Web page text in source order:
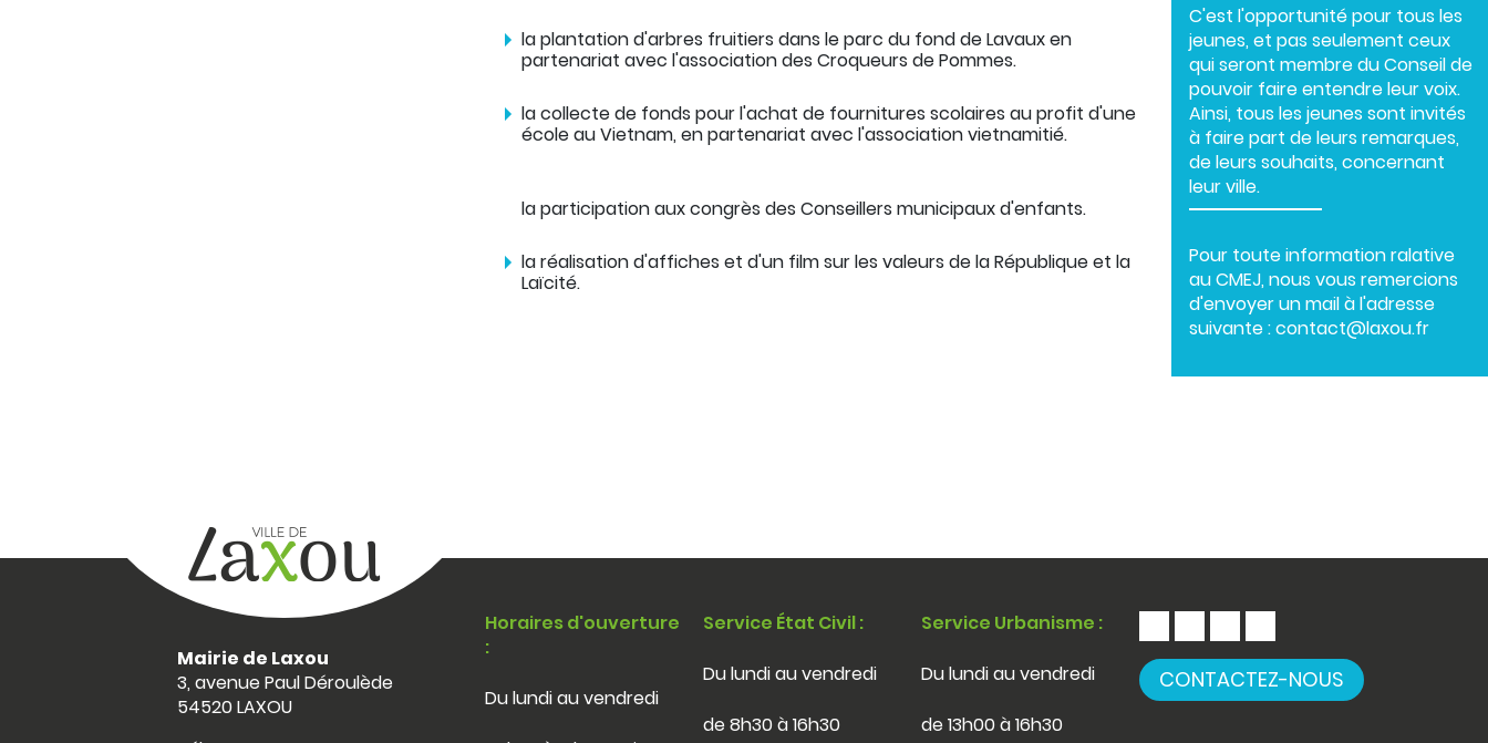
la plantation d'arbres fruitiers dans le parc du fond de Lavaux en
partenariat avec l'association des Croqueurs de Pommes.
la collecte de fonds pour l'achat de fournitures scolaires au profit d'une
école au Vietnam, en partenariat avec l'association vietnamitié.
la participation aux congrès des Conseillers municipaux d'enfants.
la réalisation d'affiches et d'un film sur les valeurs de la République et la
Laïcité.
C'est l'opportunité pour tous les
jeunes, et pas seulement ceux
qui seront membre du Conseil de
pouvoir faire entendre leur voix.
Ainsi, tous les jeunes sont invités
à faire part de leurs remarques,
de leurs souhaits, concernant
leur ville.
Pour toute information ralative
au CMEJ, nous vous remercions
d'envoyer un mail à l'adresse
suivante :contact@laxou.fr
Mairie de Laxou
3, avenue Paul Déroulède
54520 LAXOU
Horaires d'ouverture
:
Du lundi au vendredi
Service État Civil :
Du lundi au vendredi
de 8h30 à 16h30
Service Urbanisme :
Du lundi au vendredi
de 13h00 à 16h30
CONTACTEZ-NOUS